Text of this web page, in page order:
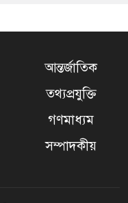
আন্তর্জাতিক
তথ্যপ্রযুক্তি
গণমাধ্যম
সম্পাদকীয়